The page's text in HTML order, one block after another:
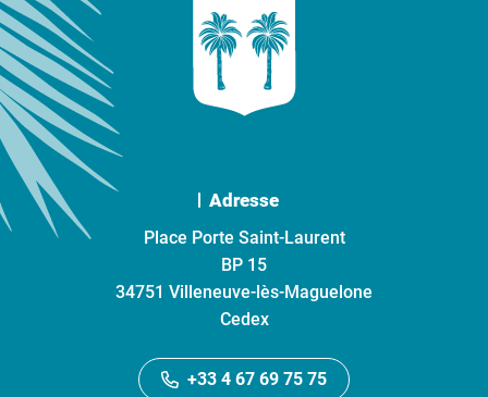
Adresse
Place Porte Saint-Laurent
BP 15
34751 Villeneuve-lès-Maguelone
Cedex
+33 4 67 69 75 75